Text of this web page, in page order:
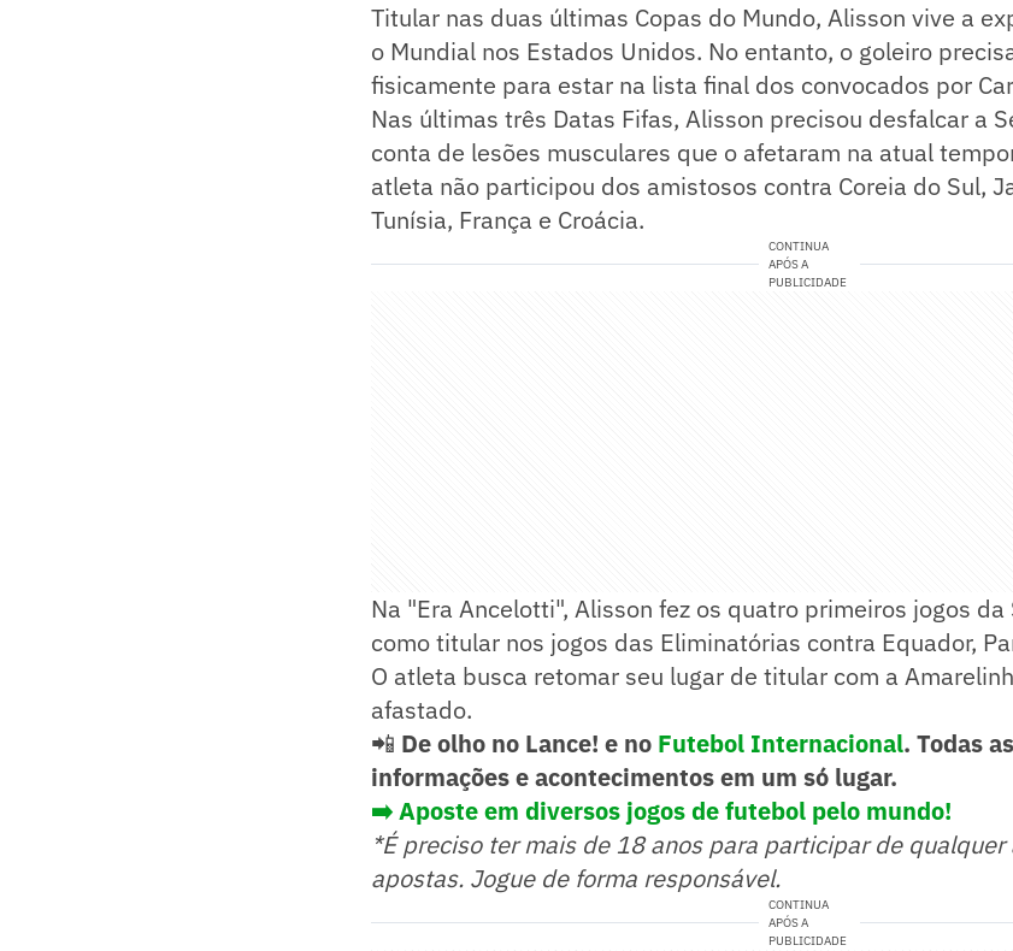
Titular nas duas últimas Copas do Mundo, Alisson vive a
o Mundial nos Estados Unidos. No entanto, o goleiro
fisicamente para estar na lista final dos convocados por
Nas últimas três Datas Fifas, Alisson precisou desfalcar a
conta de lesões musculares que o afetaram na atual
atleta não participou dos amistosos contra Coreia do Sul,
Tunísia, França e Croácia.
CONTINUA
APÓS A
PUBLICIDADE
Na "Era Ancelotti", Alisson fez os quatro primeiros jogos
como titular nos jogos das Eliminatórias contra Equador,
O atleta busca retomar seu lugar de titular com a
afastado.
📲 De olho no Lance! e no Futebol Internacional. Todas
informações e acontecimentos em um só lugar.
➡️ Aposte em diversos jogos de futebol pelo mundo!
*É preciso ter mais de 18 anos para participar de
apostas. Jogue de forma responsável.
CONTINUA
APÓS A
PUBLICIDADE